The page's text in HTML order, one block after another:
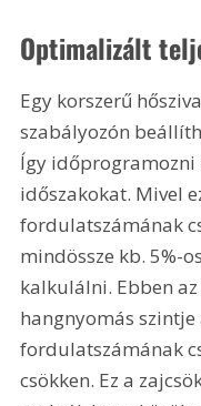
Optimalizált
Egy korszerű
szabályozón
Így időprogramozni
időszakokat. Mivel
fordulatszámának
mindössze kb. 5%-
kalkulálni. Ebben
hangnyomás
fordulatszámának
csökken. Ez a